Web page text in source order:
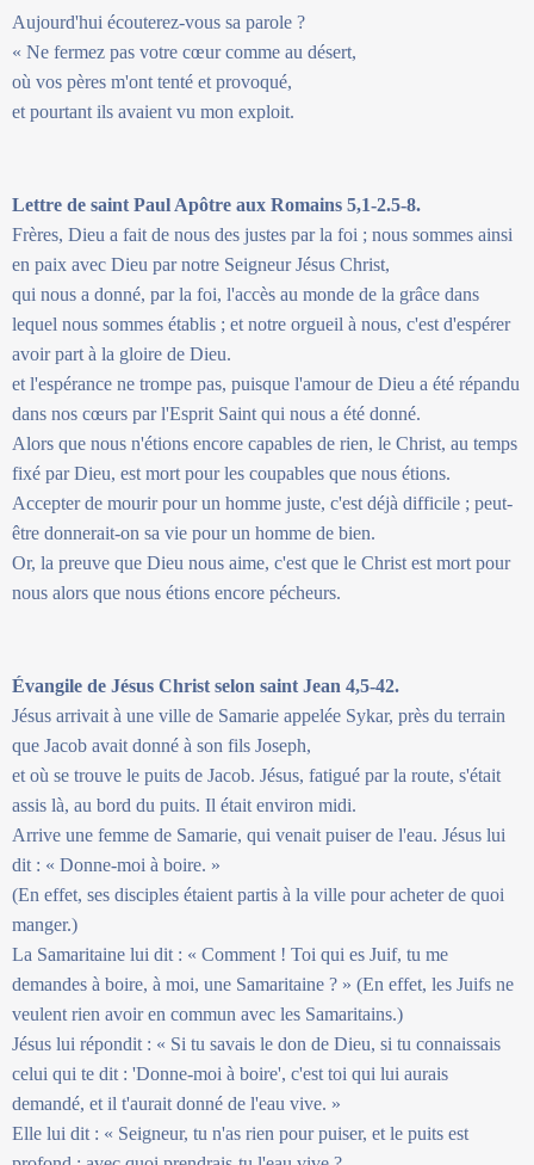
Aujourd'hui écouterez-vous sa parole ?
« Ne fermez pas votre cœur comme au désert,
où vos pères m'ont tenté et provoqué,
et pourtant ils avaient vu mon exploit.
Lettre de saint Paul Apôtre aux Romains 5,1-2.5-8.
Frères, Dieu a fait de nous des justes par la foi ; nous sommes ainsi
en paix avec Dieu par notre Seigneur Jésus Christ,
qui nous a donné, par la foi, l'accès au monde de la grâce dans
lequel nous sommes établis ; et notre orgueil à nous, c'est d'espérer
avoir part à la gloire de Dieu.
et l'espérance ne trompe pas, puisque l'amour de Dieu a été répandu
dans nos cœurs par l'Esprit Saint qui nous a été donné.
Alors que nous n'étions encore capables de rien, le Christ, au temps
fixé par Dieu, est mort pour les coupables que nous étions.
Accepter de mourir pour un homme juste, c'est déjà difficile ; peut-
être donnerait-on sa vie pour un homme de bien.
Or, la preuve que Dieu nous aime, c'est que le Christ est mort pour
nous alors que nous étions encore pécheurs.
Évangile de Jésus Christ selon saint Jean 4,5-42.
Jésus arrivait à une ville de Samarie appelée Sykar, près du terrain
que Jacob avait donné à son fils Joseph,
et où se trouve le puits de Jacob. Jésus, fatigué par la route, s'était
assis là, au bord du puits. Il était environ midi.
Arrive une femme de Samarie, qui venait puiser de l'eau. Jésus lui
dit : « Donne-moi à boire. »
(En effet, ses disciples étaient partis à la ville pour acheter de quoi
manger.)
La Samaritaine lui dit : « Comment ! Toi qui es Juif, tu me
demandes à boire, à moi, une Samaritaine ? » (En effet, les Juifs ne
veulent rien avoir en commun avec les Samaritains.)
Jésus lui répondit : « Si tu savais le don de Dieu, si tu connaissais
celui qui te dit : 'Donne-moi à boire', c'est toi qui lui aurais
demandé, et il t'aurait donné de l'eau vive. »
Elle lui dit : « Seigneur, tu n'as rien pour puiser, et le puits est